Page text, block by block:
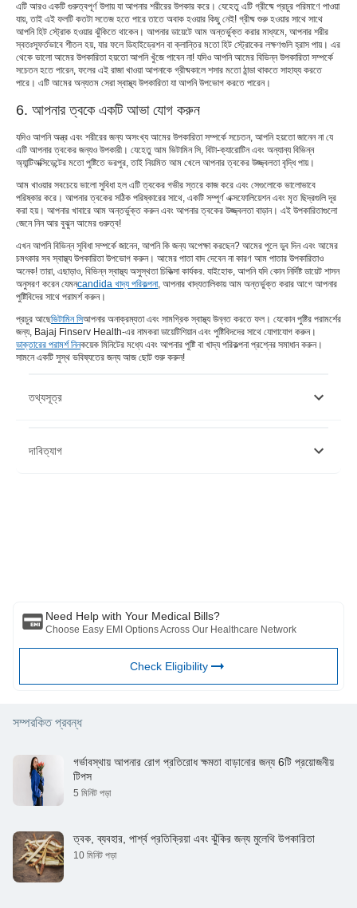
এটি আরও একটি গুরুত্বপূর্ণ উপায় যা আপনার শরীরের উপকার করে। যেহেতু এটি গ্রীষ্মে প্রচুর পরিমাণে পাওয়া
যায়, তাই এই ফলটি কতটা সতেজ হতে পারে তাতে অবাক হওয়ার কিছু নেই! গ্রীষ্ম শুরু হওয়ার সাথে সাথে
আপনি হিট স্ট্রোক হওয়ার ঝুঁকিতে থাকেন। আপনার ডায়েটে আম অন্তর্ভুক্ত করার মাধ্যমে, আপনার শরীর
স্বতঃস্ফূর্তভাবে শীতল হয়, যার ফলে ডিহাইড্রেশন বা ক্লান্তির মতো হিট স্ট্রোকের লক্ষণগুলি হ্রাস পায়। এর
থেকে ভালো আমের উপকারিতা হয়তো আপনি খুঁজে পাবেন না! যদিও আপনি আমের বিভিন্ন উপকারিতা সম্পর্কে
সচেতন হতে পারেন, ফলের এই রাজা খাওয়া আপনাকে গ্রীষ্মকালে শসার মতো ঠান্ডা থাকতে সাহায্য করতে
পারে। এটি আমের অন্যতম সেরা স্বাস্থ্য উপকারিতা যা আপনি উপভোগ করতে পারেন।
6. আপনার ত্বকে একটি আভা যোগ করুন
যদিও আপনি অন্ত্র এবং শরীরের জন্য অসংখ্য আমের উপকারিতা সম্পর্কে সচেতন, আপনি হয়তো জানেন না যে
এটি আপনার ত্বকের জন্যও উপকারী। যেহেতু আম ভিটামিন সি, বিটা-ক্যারোটিন এবং অন্যান্য বিভিন্ন
অ্যান্টিঅক্সিডেন্টের মতো পুষ্টিতে ভরপুর, তাই নিয়মিত আম খেলে আপনার ত্বকের উজ্জ্বলতা বৃদ্ধি পায়।
আম খাওয়ার সবচেয়ে ভালো সুবিধা হল এটি ত্বকের গভীর স্তরে কাজ করে এবং সেগুলোকে ভালোভাবে
পরিষ্কার করে। আপনার ত্বকের সঠিক পরিষ্কারের সাথে, একটি সম্পূর্ণ এক্সফোলিয়েশন এবং মৃত ছিদ্রগুলি দূর
করা হয়। আপনার খাবারে আম অন্তর্ভুক্ত করুন এবং আপনার ত্বকের উজ্জ্বলতা বাড়ান। এই উপকারিতাগুলো
জেনে নিন আর বুঝুন আমের গুরুত্ব!
এখন আপনি বিভিন্ন সুবিধা সম্পর্কে জানেন, আপনি কি জন্য অপেক্ষা করছেন? আমের পুলে ডুব দিন এবং আমের
চমৎকার সব স্বাস্থ্য উপকারিতা উপভোগ করুন। আমের পাতা বাদ দেবেন না কারণ আম পাতার উপকারিতাও
অনেক! তারা, এছাড়াও, বিভিন্ন স্বাস্থ্য অসুস্থতা চিকিত্সা কার্যকর. যাইহোক, আপনি যদি কোন নির্দিষ্ট ডায়েট শাসন
অনুসরণ করেন যেমনcandida খাদ্য পরিকল্পনা, আপনার খাদ্যতালিকায় আম অন্তর্ভুক্ত করার আগে আপনার
পুষ্টিবিদের সাথে পরামর্শ করুন।
প্রচুর আছেভিটামিন সিআপনার অনাক্রম্যতা এবং সামগ্রিক স্বাস্থ্য উন্নত করতে ফল। যেকোন পুষ্টির পরামর্শের
জন্য, Bajaj Finserv Health-এর নামকরা ডায়েটিশিয়ান এবং পুষ্টিবিদদের সাথে যোগাযোগ করুন।
ডাক্তারের পরামর্শ নিনকয়েক মিনিটের মধ্যে এবং আপনার পুষ্টি বা খাদ্য পরিকল্পনা প্রশ্নের সমাধান করুন।
সামনে একটি সুস্থ ভবিষ্যতের জন্য আজ ছোট শুরু করুন!
তথ্যসূত্র
https://agriexchange.apeda.gov.in/Weekly_eReport/
দাবিত্যাগ
Need Help with Your Medical Bills?
Choose Easy EMI Options Across Our Healthcare Network
Check Eligibility
সম্পরকিত প্রবন্ধ
গর্ভাবস্থায় আপনার রোগ প্রতিরোধ ক্ষমতা বাড়ানোর জন্য 6টি প্রয়োজনীয়
টিপস
5 মিনিট পড়া
ত্বক, ব্যবহার, পার্শ্ব প্রতিক্রিয়া এবং ঝুঁকির জন্য মুলেথি উপকারিতা
10 মিনিট পড়া